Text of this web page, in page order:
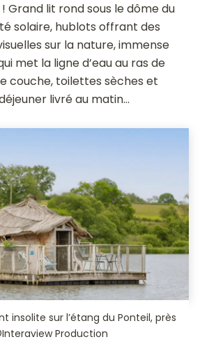
! Grand lit rond sous le dôme du
solaire, hublots offrant des
sur la nature, immense
met la ligne d’eau au ras de
couche, toilettes sèches et
livré au matin…
insolite sur l’étang du Ponteil, près
Production